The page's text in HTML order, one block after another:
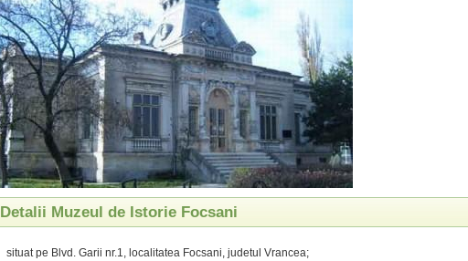
Detalii Muzeul de Istorie Focsani
situat pe Blvd. Garii nr.1, localitatea Focsani, judetul Vrancea;